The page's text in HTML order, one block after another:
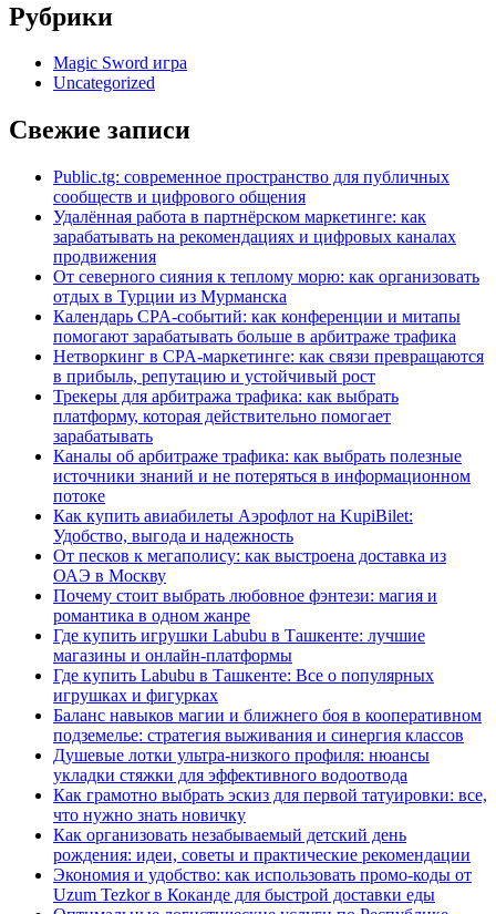
Рубрики
Magic Sword игра
Uncategorized
Свежие записи
Public.tg: современное пространство для публичных
сообществ и цифрового общения
Удалённая работа в партнёрском маркетинге: как
зарабатывать на рекомендациях и цифровых каналах
продвижения
От северного сияния к теплому морю: как организовать
отдых в Турции из Мурманска
Календарь CPA-событий: как конференции и митапы
помогают зарабатывать больше в арбитраже трафика
Нетворкинг в CPA-маркетинге: как связи превращаются
в прибыль, репутацию и устойчивый рост
Трекеры для арбитража трафика: как выбрать
платформу, которая действительно помогает
зарабатывать
Каналы об арбитраже трафика: как выбрать полезные
источники знаний и не потеряться в информационном
потоке
Как купить авиабилеты Аэрофлот на KupiBilet:
Удобство, выгода и надежность
От песков к мегаполису: как выстроена доставка из
ОАЭ в Москву
Почему стоит выбрать любовное фэнтези: магия и
романтика в одном жанре
Где купить игрушки Labubu в Ташкенте: лучшие
магазины и онлайн-платформы
Где купить Labubu в Ташкенте: Все о популярных
игрушках и фигурках
Баланс навыков магии и ближнего боя в кооперативном
подземелье: стратегия выживания и синергия классов
Душевые лотки ультра-низкого профиля: нюансы
укладки стяжки для эффективного водоотвода
Как грамотно выбрать эскиз для первой татуировки: все,
что нужно знать новичку
Как организовать незабываемый детский день
рождения: идеи, советы и практические рекомендации
Экономия и удобство: как использовать промо-коды от
Uzum Tezkor в Коканде для быстрой доставки еды